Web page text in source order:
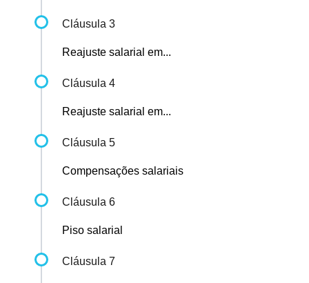
Cláusula 3
Reajuste salarial em...
Cláusula 4
Reajuste salarial em...
Cláusula 5
Compensações salariais
Cláusula 6
Piso salarial
Cláusula 7